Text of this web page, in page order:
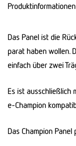
Produktinformationen
Das Panel ist die
parat haben wollen.
einfach über zwei
Es ist ausschließlich
e-Champion
Das Champion